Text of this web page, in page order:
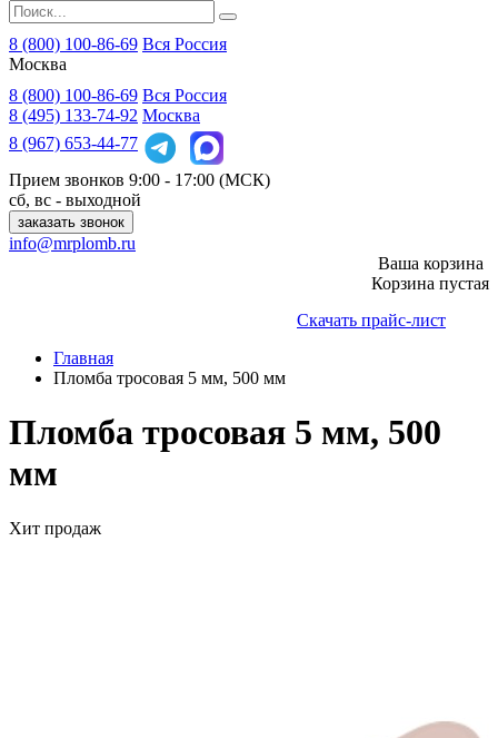
8 (800) 100-86-69 Вся Россия
Москва
8 (800) 100-86-69 Вся Россия
8 (495) 133-74-92 Москва
8 (967) 653-44-77
Прием звонков 9:00 - 17:00 (МСК)
сб, вс - выходной
заказать звонок
info@mrplomb.ru
Ваша корзина
Корзина пустая
Скачать прайс-лист
Главная
Пломба тросовая 5 мм, 500 мм
Пломба тросовая 5 мм, 500
мм
Хит продаж